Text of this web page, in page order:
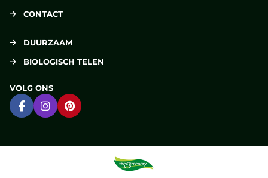
CONTACT
DUURZAAM
BIOLOGISCH TELEN
VOLG ONS
Ga naar Facebook
Ga naar Instagram
Ga naar Pinterest